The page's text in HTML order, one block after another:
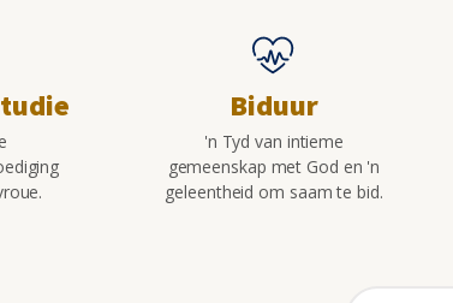
Biduur
'n Tyd van intieme
gemeenskap met God en 'n
geleentheid om saam te bid.